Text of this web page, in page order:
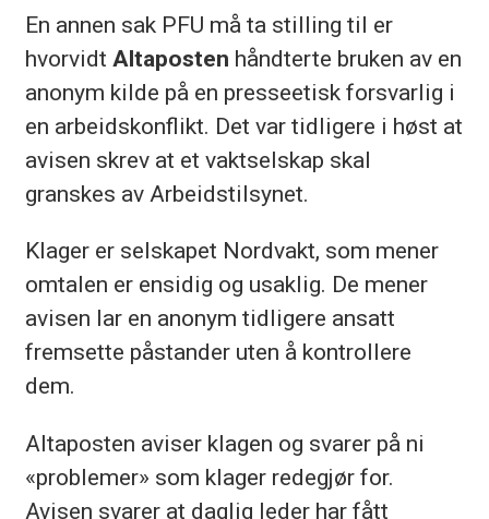
En annen sak PFU må ta stilling til er
hvorvidt Altaposten håndterte bruken av en
anonym kilde på en presseetisk forsvarlig i
en arbeidskonflikt. Det var tidligere i høst at
avisen skrev at et vaktselskap skal
granskes av Arbeidstilsynet.
Klager er selskapet Nordvakt, som mener
omtalen er ensidig og usaklig. De mener
avisen lar en anonym tidligere ansatt
fremsette påstander uten å kontrollere
dem.
Altaposten aviser klagen og svarer på ni
«problemer» som klager redegjør for.
Avisen svarer at daglig leder har fått